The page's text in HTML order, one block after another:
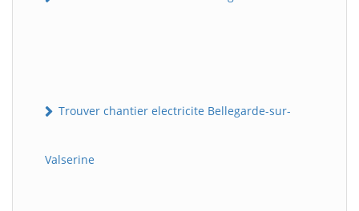
Trouver chantier electricite Bellegarde-sur-
Valserine